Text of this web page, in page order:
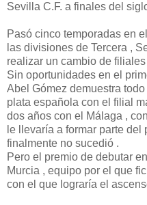
Sevilla C.F. a finales del
Pasó cinco temporadas en
las divisiones de Tercera ,
realizar un cambio de
Sin oportunidades en el
Abel Gómez demuestra
plata española con el filial
dos años con el Málaga ,
le llevaría a formar parte
finalmente no sucedió .
Pero el premio de debutar
Murcia , equipo por el que
con el que lograría el